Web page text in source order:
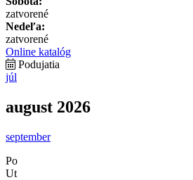
zatvorené
Nedeľa:
zatvorené
Online katalóg
Podujatia
júl
august 2026
september
Po
Ut